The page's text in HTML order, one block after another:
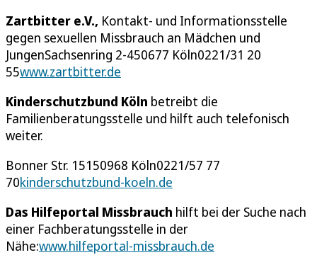
Zartbitter e.V., Kontakt- und Informationsstelle
gegen sexuellen Missbrauch an Mädchen und
JungenSachsenring 2-450677 Köln0221/31 20
55www.zartbitter.de
Kinderschutzbund Köln betreibt die
Familienberatungsstelle und hilft auch telefonisch
weiter.
Bonner Str. 15150968 Köln0221/57 77
70kinderschutzbund-koeln.de
Das Hilfeportal Missbrauch hilft bei der Suche nach
einer Fachberatungsstelle in der
Nähe:www.hilfeportal-missbrauch.de